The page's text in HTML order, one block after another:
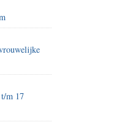
m 17